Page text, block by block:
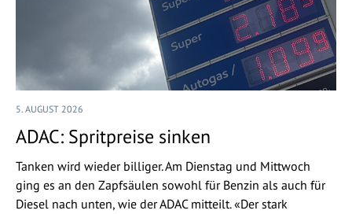
5. AUGUST 2026
ADAC: Spritpreise sinken
Tanken wird wieder billiger. Am Dienstag und Mittwoch
ging es an den Zapfsäulen sowohl für Benzin als auch für
Diesel nach unten, wie der ADAC mitteilt. «Der stark